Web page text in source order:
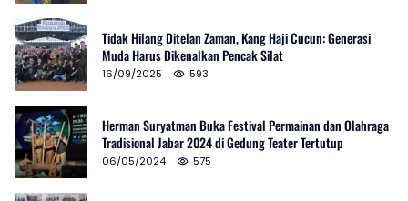
Tidak Hilang Ditelan Zaman, Kang Haji Cucun: Generasi
Muda Harus Dikenalkan Pencak Silat
16/09/2025 593
Herman Suryatman Buka Festival Permainan dan Olahraga
Tradisional Jabar 2024 di Gedung Teater Tertutup
06/05/2024 575